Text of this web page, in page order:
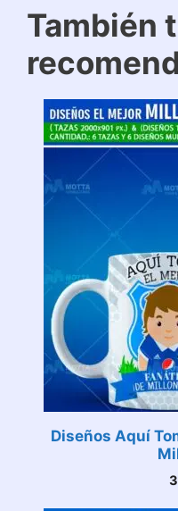
También
Diseños Aquí